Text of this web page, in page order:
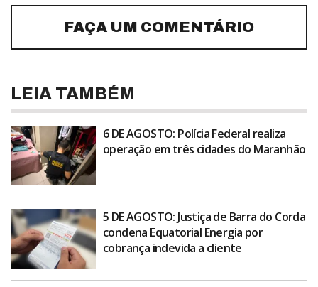
FAÇA UM COMENTÁRIO
LEIA TAMBÉM
6 DE AGOSTO: Polícia Federal realiza
operação em três cidades do Maranhão
5 DE AGOSTO: Justiça de Barra do Corda
condena Equatorial Energia por
cobrança indevida a cliente